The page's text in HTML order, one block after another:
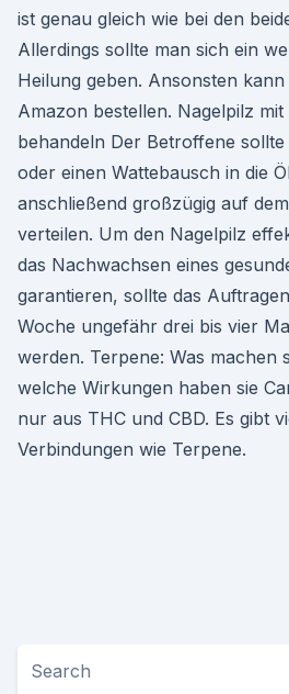
ist genau gleich wie bei den
Allerdings sollte man sich ein
Heilung geben. Ansonsten
Amazon bestellen. Nagelpilz mit
behandeln Der Betroffene
oder einen Wattebausch in die
anschließend großzügig auf
verteilen. Um den Nagelpilz
das Nachwachsen eines
garantieren, sollte das
Woche ungefähr drei bis vier
werden. Terpene: Was machen
welche Wirkungen haben sie
nur aus THC und CBD. Es gibt
Verbindungen wie Terpene.